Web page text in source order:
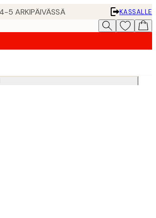
5 ARKIPÄIVÄSSÄ
KASSALLE